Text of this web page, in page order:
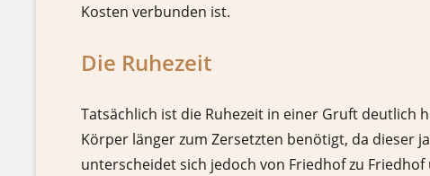
Kosten verbunden ist.
Die Ruhezeit
Tatsächlich ist die Ruhezeit in einer Gruft deutlich
Körper länger zum Zersetzten benötigt, da dieser
unterscheidet sich jedoch von Friedhof zu